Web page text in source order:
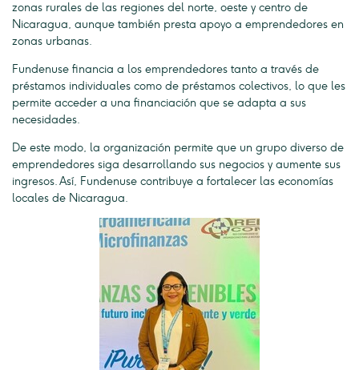
zonas rurales de las regiones del norte, oeste y centro de
Nicaragua, aunque también presta apoyo a emprendedores en
zonas urbanas.
Fundenuse financia a los emprendedores tanto a través de
préstamos individuales como de préstamos colectivos, lo que les
permite acceder a una financiación que se adapta a sus
necesidades.
De este modo, la organización permite que un grupo diverso de
emprendedores siga desarrollando sus negocios y aumente sus
ingresos. Así, Fundenuse contribuye a fortalecer las economías
locales de Nicaragua.